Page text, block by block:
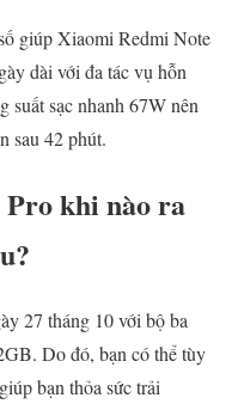
giúp Xiaomi Redmi Note
dài với đa tác vụ hỗn
suất sạc nhanh 67W nên
sau 42 phút.
khi nào ra
27 tháng 10 với bộ ba
Do đó, bạn có thể tùy
bạn thỏa sức trải